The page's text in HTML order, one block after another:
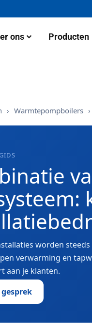
ons Producten
› Warmtepompboilers ›
worden
verwarming en
aan je klanten.